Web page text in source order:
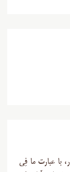
عالم، این مفهوم با واژۀ عالَمین ۱۵ بار، با عبارت ما فِی